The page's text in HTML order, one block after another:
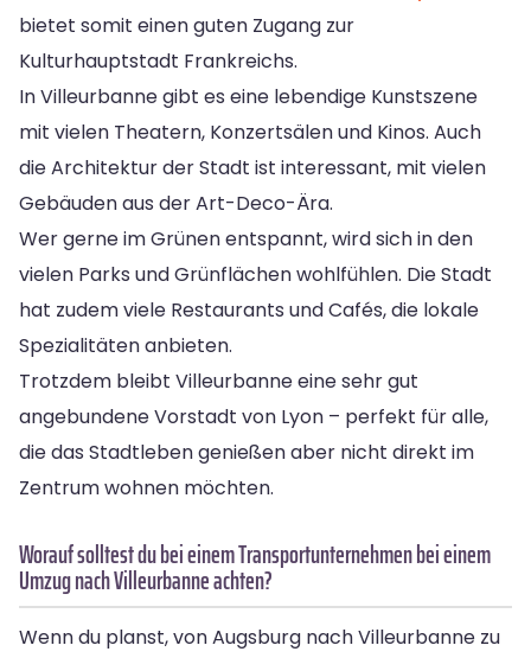
bietet somit einen guten Zugang zur
Kulturhauptstadt Frankreichs.
In Villeurbanne gibt es eine lebendige Kunstszene
mit vielen Theatern, Konzertsälen und Kinos. Auch
die Architektur der Stadt ist interessant, mit vielen
Gebäuden aus der Art-Deco-Ära.
Wer gerne im Grünen entspannt, wird sich in den
vielen Parks und Grünflächen wohlfühlen. Die Stadt
hat zudem viele Restaurants und Cafés, die lokale
Spezialitäten anbieten.
Trotzdem bleibt Villeurbanne eine sehr gut
angebundene Vorstadt von Lyon – perfekt für alle,
die das Stadtleben genießen aber nicht direkt im
Zentrum wohnen möchten.
Worauf solltest du bei einem Transportunternehmen bei einem
Umzug nach Villeurbanne achten?
Wenn du planst, von Augsburg nach Villeurbanne zu